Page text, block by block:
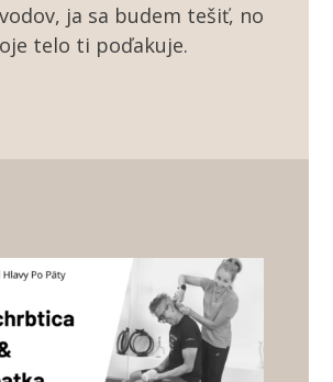
ja sa budem tešiť, no
telo ti poďakuje.